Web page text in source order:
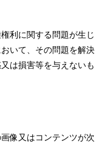
利に関する問題が⽣じ
いて、その問題を解決
は損害等を与えないも
像⼜はコンテンツが次